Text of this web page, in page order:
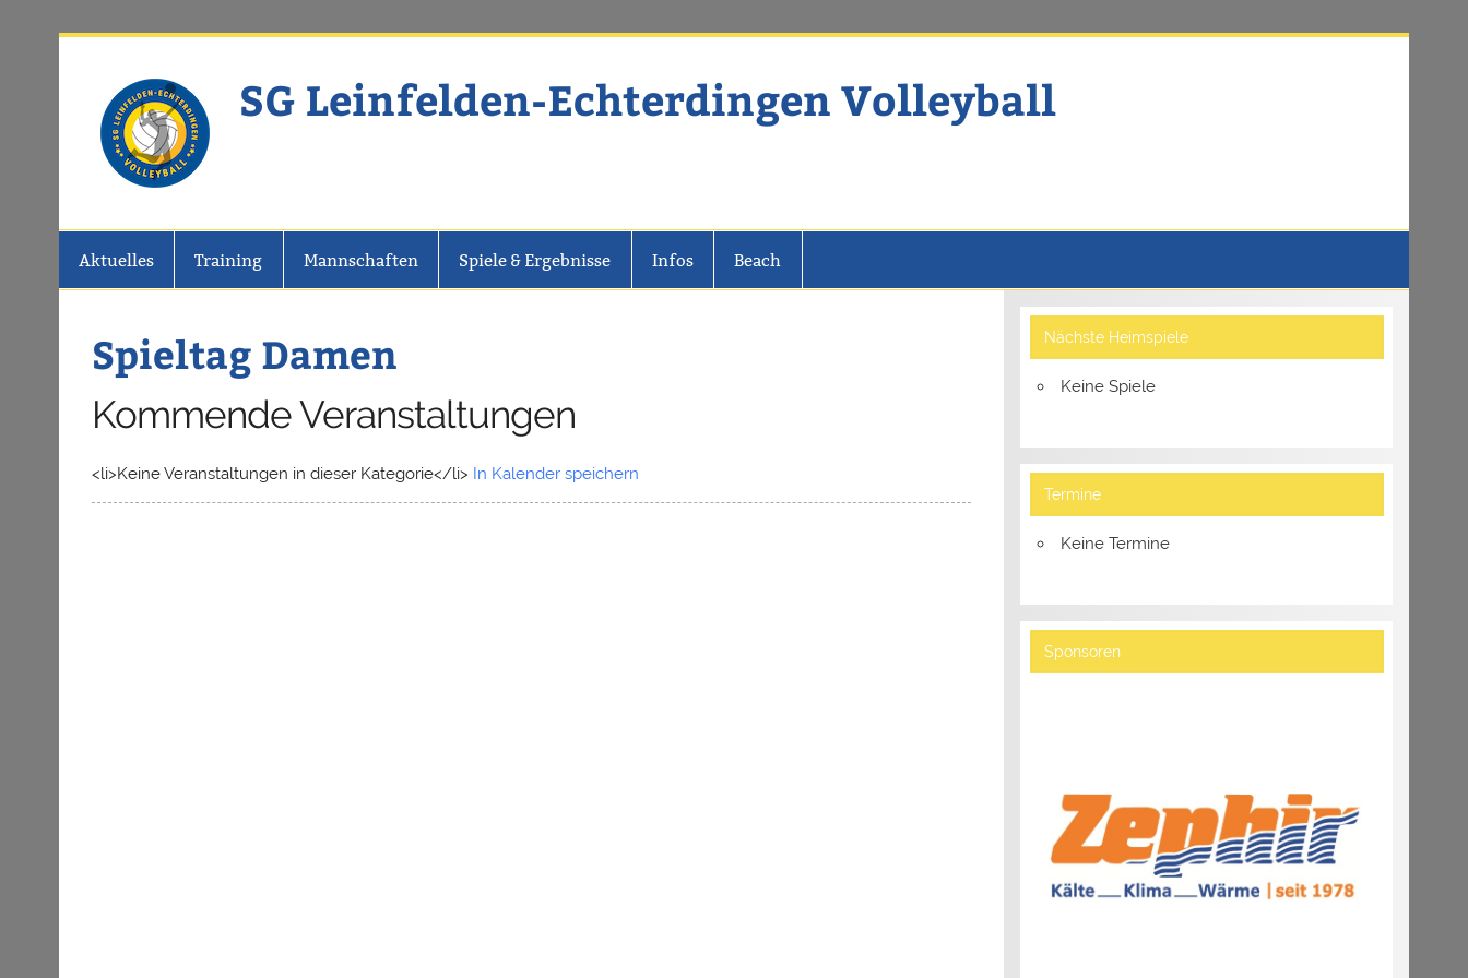
SG Leinfelden-Echterdingen Volleyball
Aktuelles Training Mannschaften Spiele & Ergebnisse Infos Beach
Spieltag Damen
Kommende Veranstaltungen
<li>Keine Veranstaltungen in dieser Kategorie</li> In Kalender speichern
Nächste Heimspiele
Keine Spiele
Termine
Keine Termine
Sponsoren